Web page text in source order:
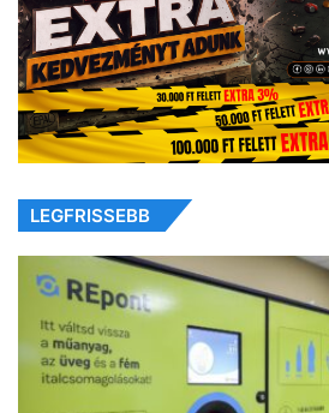
LEGFRISSEBB